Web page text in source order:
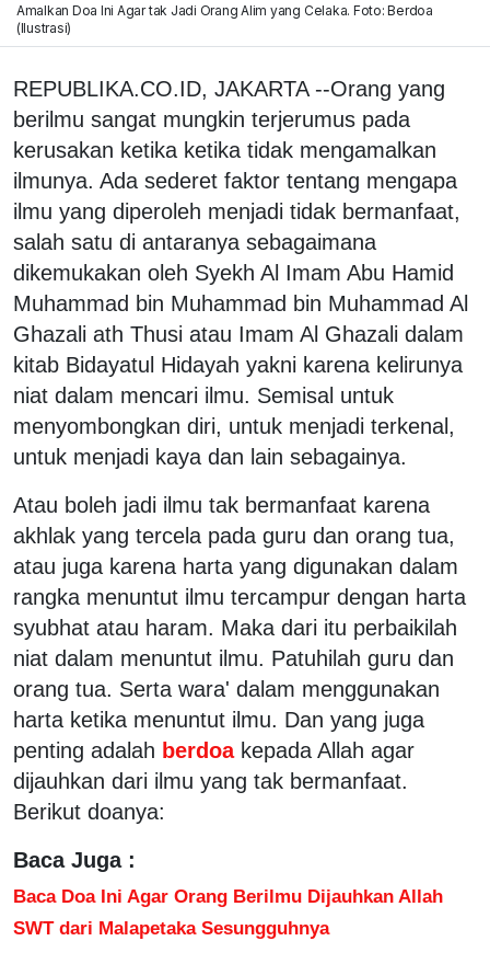
Amalkan Doa Ini Agar tak Jadi Orang Alim yang Celaka. Foto: Berdoa
(Ilustrasi)
REPUBLIKA.CO.ID, JAKARTA --Orang yang
berilmu sangat mungkin terjerumus pada
kerusakan ketika ketika tidak mengamalkan
ilmunya. Ada sederet faktor tentang mengapa
ilmu yang diperoleh menjadi tidak bermanfaat,
salah satu di antaranya sebagaimana
dikemukakan oleh Syekh Al Imam Abu Hamid
Muhammad bin Muhammad bin Muhammad Al
Ghazali ath Thusi atau Imam Al Ghazali dalam
kitab Bidayatul Hidayah yakni karena kelirunya
niat dalam mencari ilmu. Semisal untuk
menyombongkan diri, untuk menjadi terkenal,
untuk menjadi kaya dan lain sebagainya.
Atau boleh jadi ilmu tak bermanfaat karena
akhlak yang tercela pada guru dan orang tua,
atau juga karena harta yang digunakan dalam
rangka menuntut ilmu tercampur dengan harta
syubhat atau haram. Maka dari itu perbaikilah
niat dalam menuntut ilmu. Patuhilah guru dan
orang tua. Serta wara' dalam menggunakan
harta ketika menuntut ilmu. Dan yang juga
penting adalah berdoa kepada Allah agar
dijauhkan dari ilmu yang tak bermanfaat.
Berikut doanya:
Baca Juga :
Baca Doa Ini Agar Orang Berilmu Dijauhkan Allah
SWT dari Malapetaka Sesungguhnya